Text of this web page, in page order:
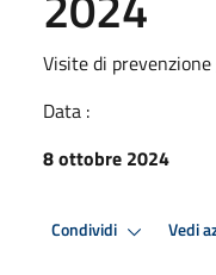
Visite di
Data :
8 ottobre 2024
Condividi Vedi